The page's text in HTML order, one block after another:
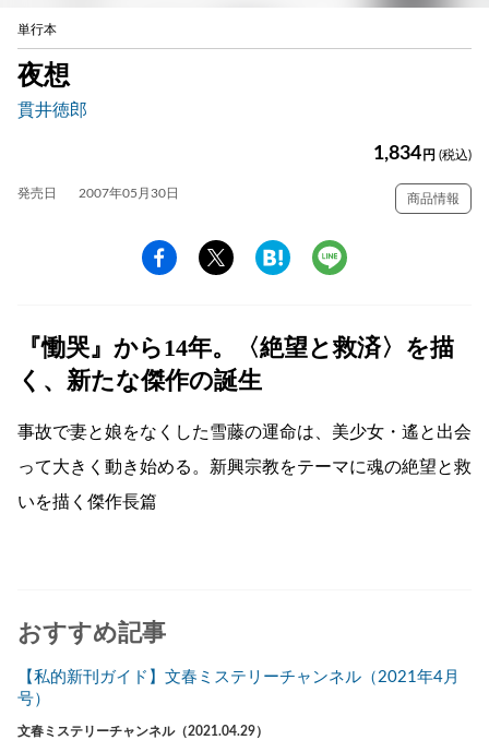
単行本
夜想
貫井徳郎
1,834 円 (税込)
発売日 2007年05月30日 商品情報
『慟哭』から14年。〈絶望と救済〉を描
く、新たな傑作の誕生
事故で妻と娘をなくした雪藤の運命は、美少女・遙と出会
って大きく動き始める。新興宗教をテーマに魂の絶望と救
いを描く傑作長篇
おすすめ記事
【私的新刊ガイド】文春ミステリーチャンネル（2021年4月
号）
文春ミステリーチャンネル（2021.04.29）